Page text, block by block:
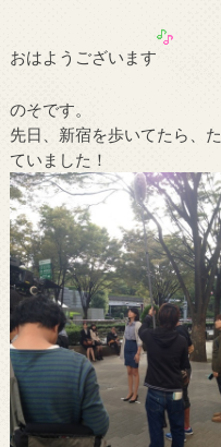
おはようございます
のそです。
先日、新宿を歩いてたら、
ていました！